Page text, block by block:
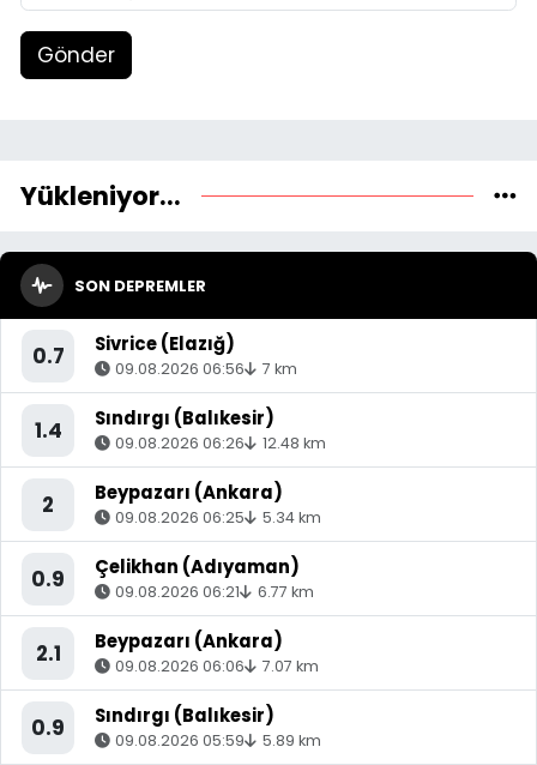
Gönder
Yükleniyor...
SON DEPREMLER
0.7 Sivrice (Elazığ)
09.08.2026 06:56 7 km
1.4 Sındırgı (Balıkesir)
09.08.2026 06:26 12.48 km
2 Beypazarı (Ankara)
09.08.2026 06:25 5.34 km
0.9 Çelikhan (Adıyaman)
09.08.2026 06:21 6.77 km
2.1 Beypazarı (Ankara)
09.08.2026 06:06 7.07 km
0.9 Sındırgı (Balıkesir)
09.08.2026 05:59 5.89 km